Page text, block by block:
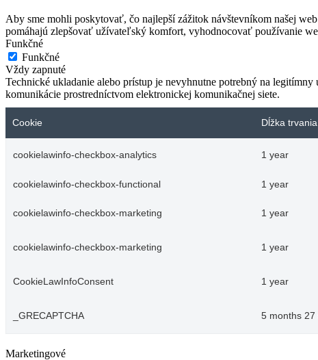
Aby sme mohli poskytovať, čo najlepší zážitok návštevníkom našej
pomáhajú zlepšovať užívateľský komfort, vyhodnocovať používanie
Funkčné
Funkčné
Vždy zapnuté
Technické ukladanie alebo prístup je nevyhnutne potrebný na
komunikácie prostredníctvom elektronickej komunikačnej siete.
Cookie Dĺžka trvania
cookielawinfo-checkbox-analytics 1 year
cookielawinfo-checkbox-functional 1 year
cookielawinfo-checkbox-marketing 1 year
cookielawinfo-checkbox-marketing 1 year
CookieLawInfoConsent 1 year
_GRECAPTCHA 5 months 27
Marketingové